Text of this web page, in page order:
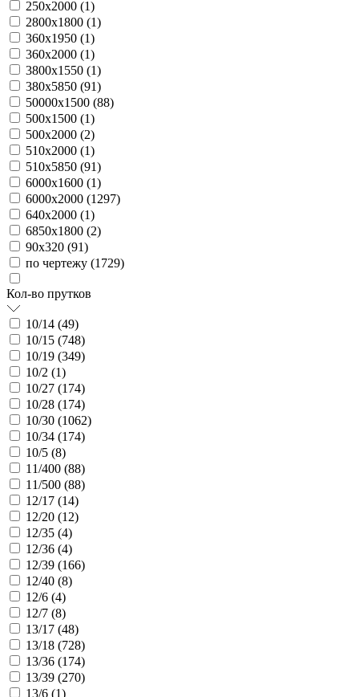
250х2000 (1)
2800х1800 (1)
360х1950 (1)
360х2000 (1)
3800х1550 (1)
380х5850 (91)
50000х1500 (88)
500х1500 (1)
500х2000 (2)
510х2000 (1)
510х5850 (91)
6000х1600 (1)
6000х2000 (1297)
640х2000 (1)
6850х1800 (2)
90х320 (91)
по чертежу (1729)
Кол-во прутков
10/14 (49)
10/15 (748)
10/19 (349)
10/2 (1)
10/27 (174)
10/28 (174)
10/30 (1062)
10/34 (174)
10/5 (8)
11/400 (88)
11/500 (88)
12/17 (14)
12/20 (12)
12/35 (4)
12/36 (4)
12/39 (166)
12/40 (8)
12/6 (4)
12/7 (8)
13/17 (48)
13/18 (728)
13/36 (174)
13/39 (270)
13/6 (1)